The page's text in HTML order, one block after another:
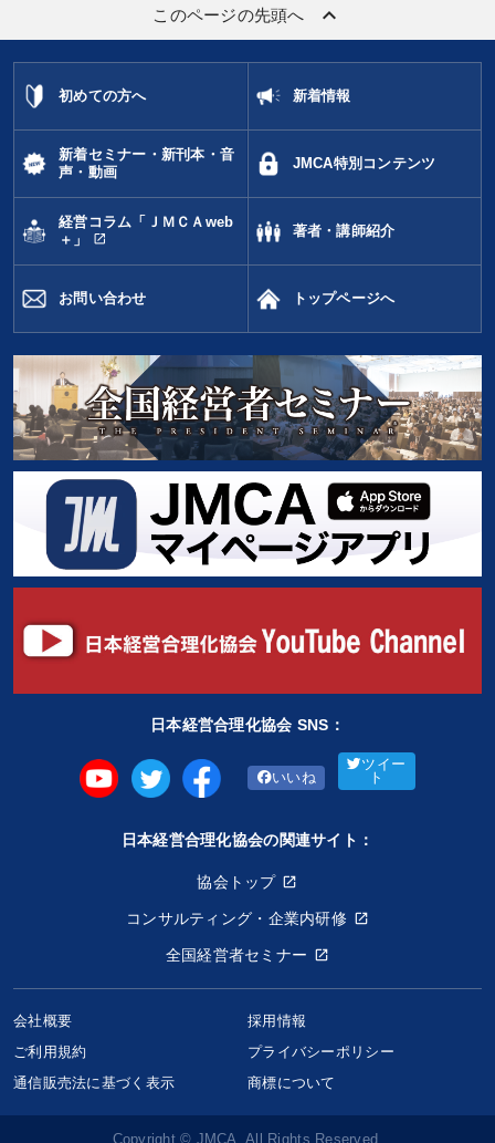
このページの先頭へ keyboard_arrow_up
初めての方へ 新着情報
新着セミナー・新刊本・音
声・動画
JMCA特別コンテンツ
経営コラム「ＪＭＣＡweb
＋」
open_in_new
著者・講師紹介
お問い合わせ トップページへ
日本経営合理化協会 SNS：
いいね
ツイー
ト
日本経営合理化協会の関連サイト：
協会トップ
コンサルティング・企業内研修
全国経営者セミナー
会社概要
採用情報
ご利用規約
プライバシーポリシー
通信販売法に基づく表示
商標について
Copyright © JMCA. All Rights Reserved.